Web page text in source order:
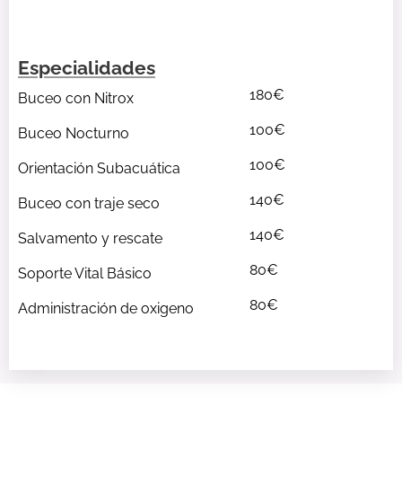
Especialidades
Buceo con Nitrox
Buceo Nocturno
Orientación Subacuática
Buceo con traje seco
Salvamento y rescate
Soporte Vital Básico
Administración de oxigeno
180€
100€
100€
140€
140€
80€
80€